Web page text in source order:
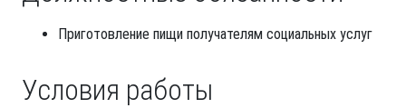
Приготовление пищи получателям социальных услуг
Условия работы